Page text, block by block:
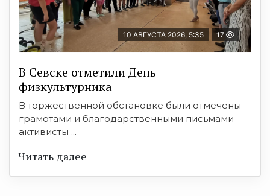
10 АВГУСТА 2026, 5:35 17
В Севске отметили День
физкультурника
В торжественной обстановке были отмечены
грамотами и благодарственными письмами
активисты ...
Читать далее